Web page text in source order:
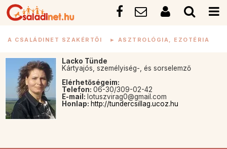
A CSALÁDINET SZAKÉRTŐI ► ASZTROLÓGIA, EZOTÉRIA
Lacko Tünde
Kártyajós, személyiség-, és sorselemző
Elérhetőségeim:
Telefon: 06-30/309-02-42
E-mail: lotuszvirag0@gmail.com
Honlap: http://tundercsillag.ucoz.hu